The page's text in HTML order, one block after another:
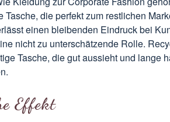
die perfekt zum restlichen
einen bleibenden Eindruck bei
nicht zu unterschätzende Rolle.
Tasche, die gut aussieht und lange
Effekt